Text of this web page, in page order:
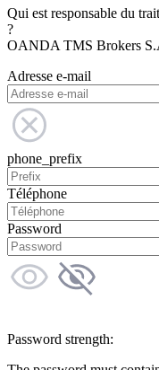
Qui est responsable du
?
OANDA TMS Brokers
Adresse e-mail
phone_prefix
Téléphone
Password
Password strength: